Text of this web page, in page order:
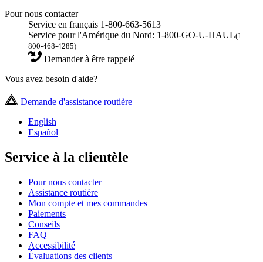
Pour nous contacter
Service en français 1-800-663-5613
Service pour l'Amérique du Nord: 1-800-GO-U-HAUL(1-
800-468-4285)
Demander à être rappelé
Vous avez besoin d'aide?
Demande d'assistance routière
English
Español
Service à la clientèle
Pour nous contacter
Assistance routière
Mon compte et mes commandes
Paiements
Conseils
FAQ
Accessibilité
Évaluations des clients